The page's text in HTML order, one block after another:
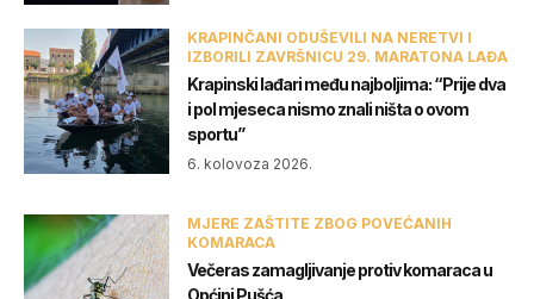
KRAPINČANI ODUŠEVILI NA NERETVI I
IZBORILI ZAVRŠNICU 29. MARATONA LAĐA
Krapinski lađari među najboljima: “Prije dva
i pol mjeseca nismo znali ništa o ovom
sportu”
6. kolovoza 2026.
MJERE ZAŠTITE ZBOG POVEĆANIH
KOMARACA
Večeras zamagljivanje protiv komaraca u
Općini Pušća